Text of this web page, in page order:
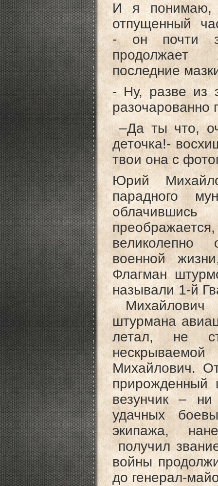
И я понимаю,
отпущенный
- он почти
продолжает
последние
- Ну, разве из
–Да ты что,
деточка!-
твои она с
Юрий
парадного
военной
Флагман
называли 1-й
Михайлович
штурмана
летал, не
Михайлович.
прирожденный
везунчик –
удачных
экипажа,
получил
войны
до генерал-